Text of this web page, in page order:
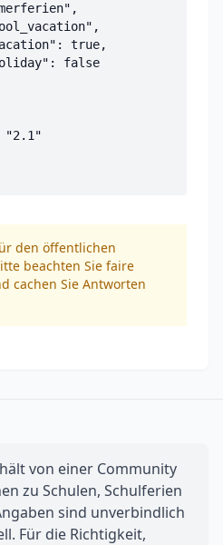
true,
false
"2.1"
den öffentlichen
beachten Sie faire
cachen Sie Antworten
von einer Community
zu Schulen, Schulferien
sind unverbindlich
Für die Richtigkeit,